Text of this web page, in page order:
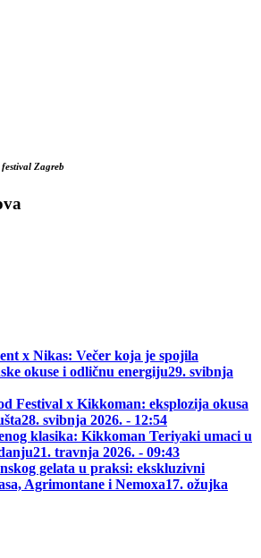
Zagreb
x Nikas: Večer koja je spojila
okuse i odličnu energiju29. svibnja
Festival x Kikkoman: eksplozija okusa
28. svibnja 2026. - 12:54
klasika: Kikkoman Teriyaki umaci u
21. travnja 2026. - 09:43
gelata u praksi: ekskluzivni
Agrimontane i Nemoxa17. ožujka